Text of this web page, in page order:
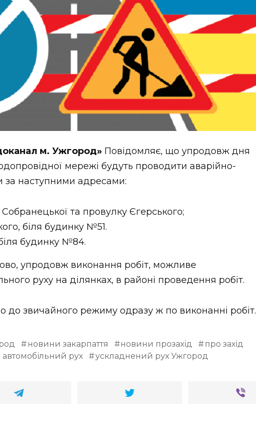
м. Ужгород» Повідомляє, що упродовж дня
мережі будуть проводити аварійно-
за наступними адресами:
та провулку Єгерського;
біля будинку №51.
будинку №84.
упродовж виконання робіт, можливе
руху на ділянках, в районі проведення робіт.
до звичайного режиму одразу ж по виконанні робіт.
новини закарпаття новини прозахід
про захід
рух
ускладнений рух Ужгород